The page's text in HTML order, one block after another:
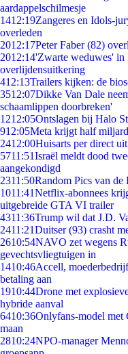
aardappelschilmesje
1412:19Zangeres en Idols-
overleden
2012:17Peter Faber (82)
2012:14'Zwarte weduwes' in
overlijdensuitkering
412:13Trailers kijken: de
3512:07Dikke Van Dale
schaamlippen doorbreken'
1212:05Ontslagen bij Halo
912:05Meta krijgt half
2412:00Huisarts per direct
5711:51Israël meldt dood
aangekondigd
2311:50Random Pics van de
1011:41Netflix-abonnees
uitgebreide GTA VI trailer
4311:36Trump wil dat J.D.
2411:21Duitser (93) crasht
2610:54NAVO zet wegens
gevechtsvliegtuigen in
1410:46Accell,
betaling aan
1910:44Drone met
hybride aanval
6410:36Onlyfans-model met
maan
2810:24NPO-manager